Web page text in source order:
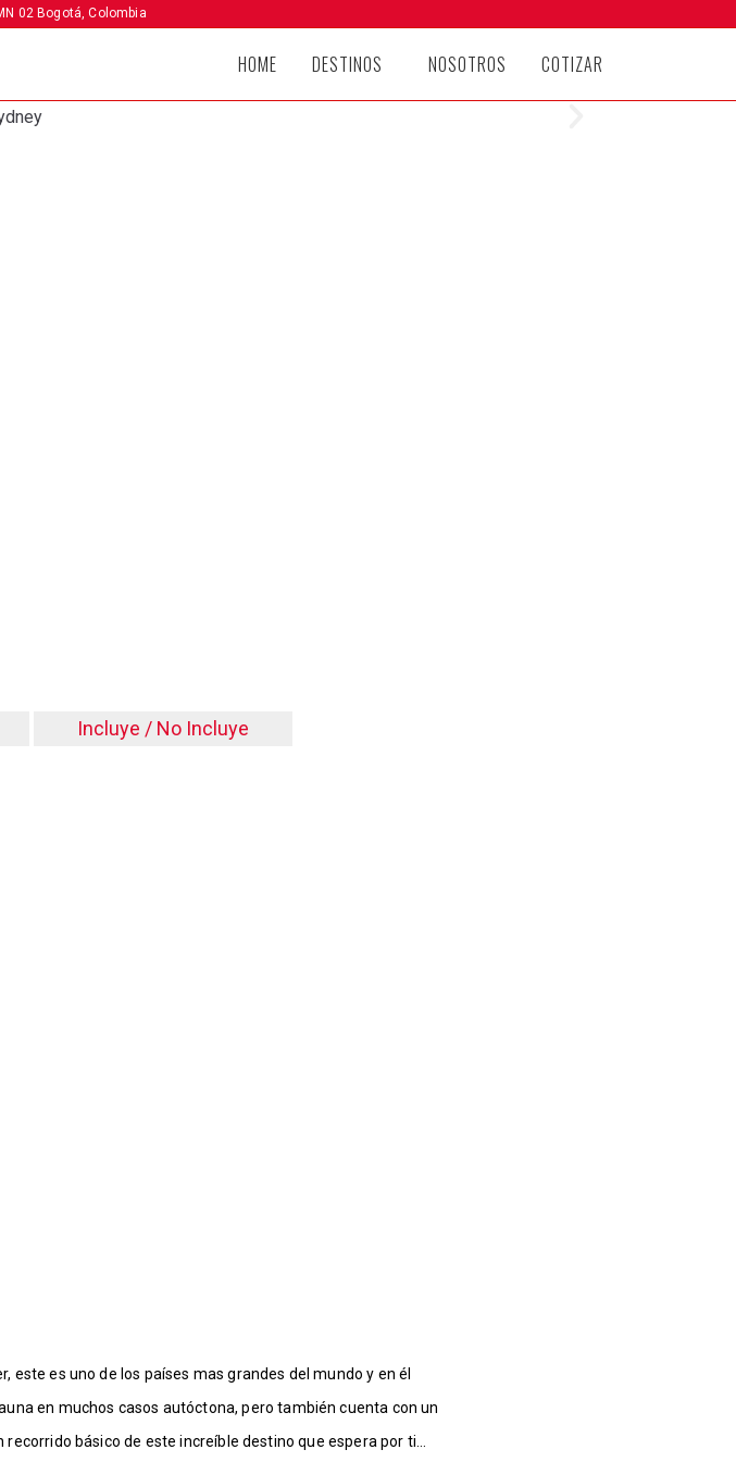
02 Bogotá, Colombia
HOME DESTINOS NOSOTROS COTIZAR
Incluye / No Incluye
este es uno de los países mas grandes del mundo y en él
en muchos casos autóctona, pero también cuenta con un
recorrido básico de este increíble destino que espera por ti…